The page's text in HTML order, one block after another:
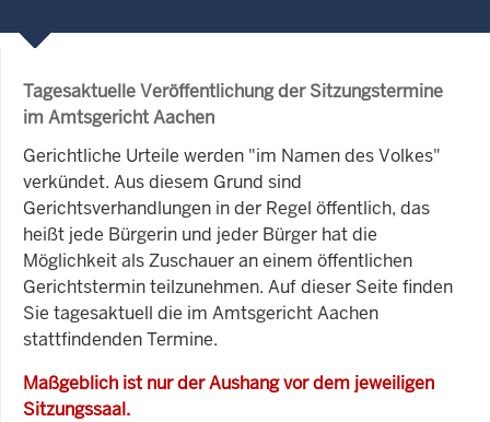
Tagesaktuelle Veröffentlichung der Sitzungstermine
im Amtsgericht Aachen
Gerichtliche Urteile werden "im Namen des Volkes"
verkündet. Aus diesem Grund sind
Gerichtsverhandlungen in der Regel öffentlich, das
heißt jede Bürgerin und jeder Bürger hat die
Möglichkeit als Zuschauer an einem öffentlichen
Gerichtstermin teilzunehmen. Auf dieser Seite finden
Sie tagesaktuell die im Amtsgericht Aachen
stattfindenden Termine.
Maßgeblich ist nur der Aushang vor dem jeweiligen
Sitzungssaal.